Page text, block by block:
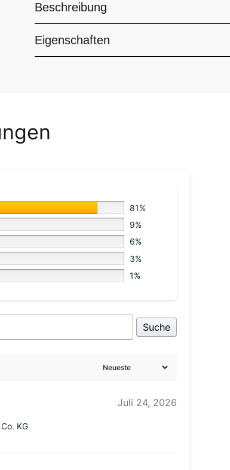
Beschreibung
Eigenschaften
81%
9%
6%
3%
1%
Suche
Juli 24, 2026
KG